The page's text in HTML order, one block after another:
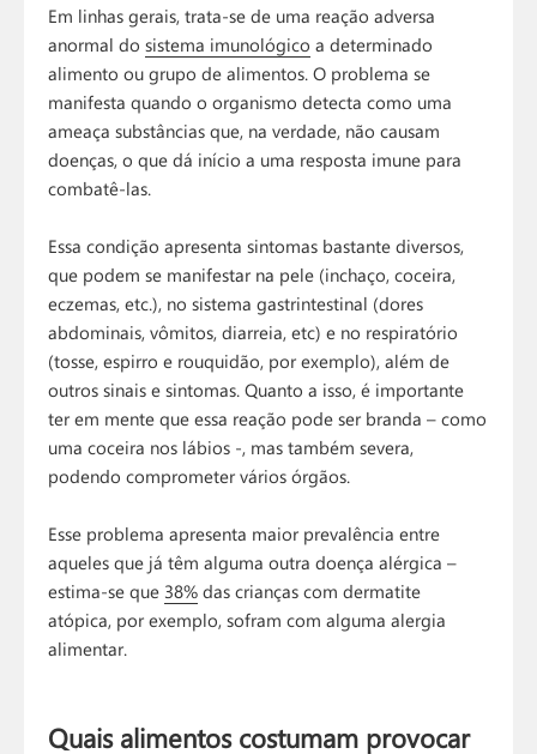
Em linhas gerais, trata-se de uma reação adversa
anormal dosistema imunológico a determinado
alimento ou grupo de alimentos. O problema se
manifesta quando o organismo detecta como uma
ameaça substâncias que, na verdade, não causam
doenças, o que dá início a uma resposta imune para
combatê-las.
Essa condição apresenta sintomas bastante diversos,
que podem se manifestar na pele (inchaço, coceira,
eczemas, etc.), no sistema gastrintestinal (dores
abdominais, vômitos, diarreia, etc) e no respiratório
(tosse, espirro e rouquidão, por exemplo), além de
outros sinais e sintomas. Quanto a isso, é importante
ter em mente que essa reação pode ser branda – como
uma coceira nos lábios -, mas também severa,
podendo comprometer vários órgãos.
Esse problema apresenta maior prevalência entre
aqueles que já têm alguma outra doença alérgica –
estima-se que 38% das crianças com dermatite
atópica, por exemplo, sofram com alguma alergia
alimentar.
Quais alimentos costumam provocar